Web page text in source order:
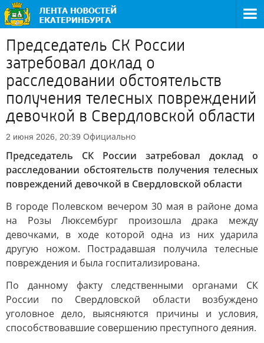
Председатель СК России
затребовал доклад о
расследовании обстоятельств
получения телесных повреждений
девочкой в Свердловской области
2 июня 2026, 20:39 Официально
Председатель СК России затребовал доклад о
расследовании обстоятельств получения телесных
повреждений девочкой в Свердловской области
В городе Полевском вечером 30 мая в районе дома
на Розы Люксембург произошла драка между
девочками, в ходе которой одна из них ударила
другую ножом. Пострадавшая получила телесные
повреждения и была госпитализирована.
По данному факту следственными органами СК
России по Свердловской области возбуждено
уголовное дело, выясняются причины и условия,
способствовавшие совершению преступного деяния.